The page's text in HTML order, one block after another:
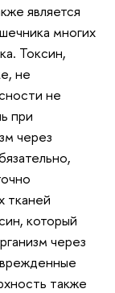
является
многих
Токсин,
не
не
при
через
тканей
который
через
также